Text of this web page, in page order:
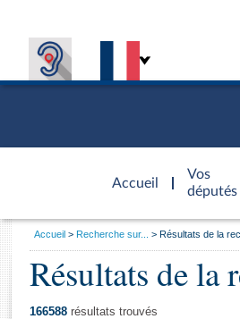
Accueil
d'accueil
Vos
députés
Général
Vous
Accueil Recherche sur... Résultats de la
Résultats de la
166588 résultats trouvés